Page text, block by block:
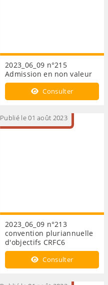
2023_06_09 n°215
Admission en non valeur
Consulter
Publié le 01 août 2023
2023_06_09 n°213
convention pluriannuelle
d'objectifs CRFC6
Consulter